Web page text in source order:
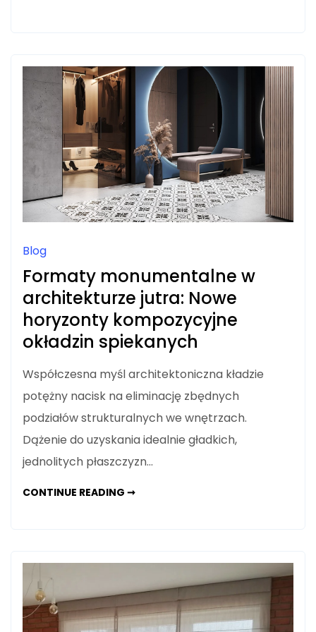
DLA
OSÓB
AKTYWNYCH
Blog
Formaty monumentalne w
architekturze jutra: Nowe
horyzonty kompozycyjne
okładzin spiekanych
Współczesna myśl architektoniczna kładzie
potężny nacisk na eliminację zbędnych
podziałów strukturalnych we wnętrzach.
Dążenie do uzyskania idealnie gładkich,
jednolitych płaszczyzn…
CONTINUE READING ➞FORMATY
KOMPOZYCYJNE
SPIEKANYCH